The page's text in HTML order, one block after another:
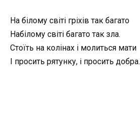
На білому світі гріхів так багато
Набілому світі багато так зла.
Стоїть на колінах і молиться мати
І просить рятунку, і просить добра.